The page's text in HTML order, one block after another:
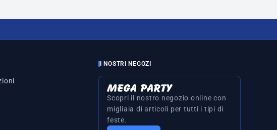
I NOSTRI NEGOZI
Scopri il nostro negozio online con
migliaia di articoli per tutti i tipi di
feste.